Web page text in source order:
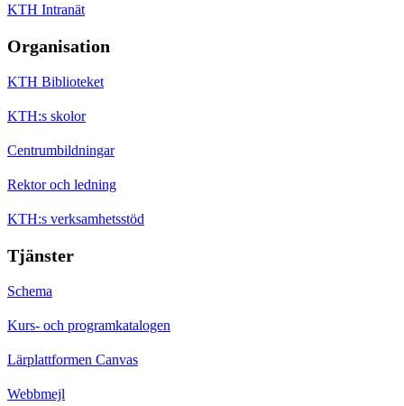
KTH Intranät
Organisation
KTH Biblioteket
KTH:s skolor
Centrumbildningar
Rektor och ledning
KTH:s verksamhetsstöd
Tjänster
Schema
Kurs- och programkatalogen
Lärplattformen Canvas
Webbmejl